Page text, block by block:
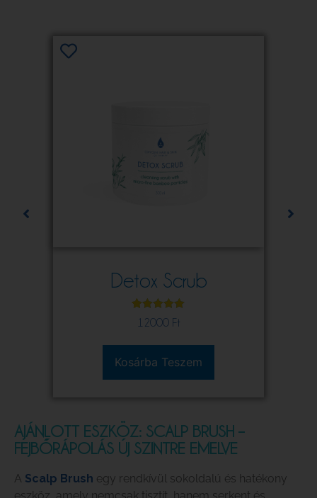
Detox Scrub
Értékelés
5.00az 5-
10
értékelés
alapján
12000 Ft
Kosárba Teszem
AJÁNLOTT ESZKÖZ: SCALP BRUSH –
FEJBŐRÁPOLÁS ÚJ SZINTRE EMELVE
A Scalp Brush egy rendkívül sokoldalú és hatékony